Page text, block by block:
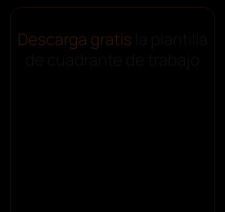
Descarga gratis